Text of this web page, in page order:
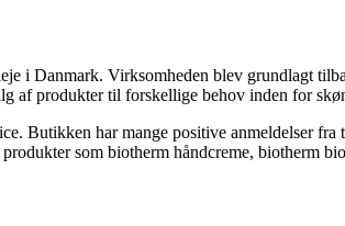
i Danmark. Virksomheden blev grundlagt
af produkter til forskellige behov inden for
Butikken har mange positive anmeldelser fra
som biotherm håndcreme, biotherm